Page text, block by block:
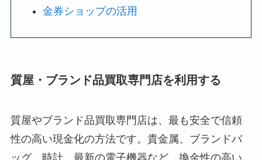
金券ショップの活用
質屋・ブランド品買取専門店を利用する
質屋やブランド品買取専門店は、最も安全で信頼
性の高い現金化の方法です。貴金属、ブランドバ